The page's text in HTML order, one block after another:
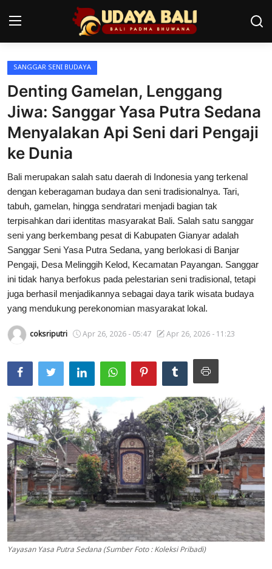
Home
Pura
Desa Adat
Tradisi
Kearifan lokal
Alam Bali
Seni
Kisah
Usadha
SANGGAR SENI BUDAYA
Denting Gamelan, Lenggang
Jiwa: Sanggar Yasa Putra Sedana
Menyalakan Api Seni dari Pengaji
ke Dunia
Bali merupakan salah satu daerah di Indonesia yang terkenal
dengan keberagaman budaya dan seni tradisionalnya. Tari,
tabuh, gamelan, hingga sendratari menjadi bagian tak
terpisahkan dari identitas masyarakat Bali. Salah satu sanggar
seni yang berkembang pesat di Kabupaten Gianyar adalah
Sanggar Seni Yasa Putra Sedana, yang berlokasi di Banjar
Pengaji, Desa Melinggih Kelod, Kecamatan Payangan. Sanggar
ini tidak hanya berfokus pada pelestarian seni tradisional, tetapi
juga berhasil menjadikannya sebagai daya tarik wisata budaya
yang mendukung perekonomian masyarakat lokal.
coksriputri Apr 26, 2026 - 05:47 Apr 26, 2026 - 11:23
Yayasan Yasa Putra Sedana (Sumber Foto : Koleksi Pribadi)